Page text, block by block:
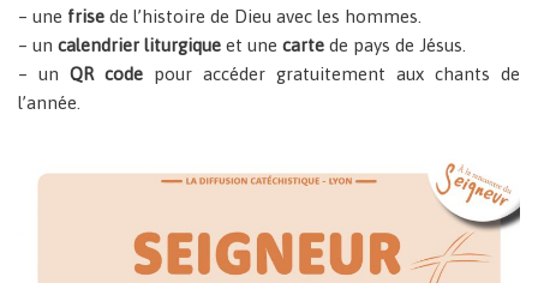
– une frise de l’histoire de Dieu avec les hommes.
– un calendrier liturgique et une carte de pays de Jésus.
– un QR code pour accéder gratuitement aux chants de
l’année.